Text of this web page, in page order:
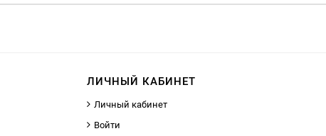
ЛИЧНЫЙ КАБИНЕТ
Личный кабинет
Войти